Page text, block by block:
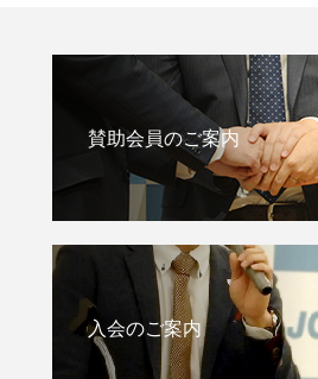
賛助会員のご案内
入会のご案内